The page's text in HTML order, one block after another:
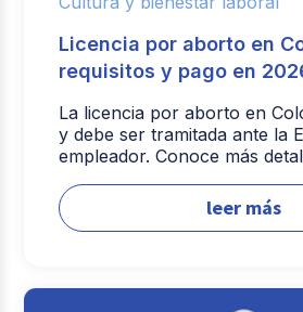
Licencia por aborto en
requisitos y pago en
La licencia por aborto en
y debe ser tramitada ante la
empleador. Conoce más
leer más